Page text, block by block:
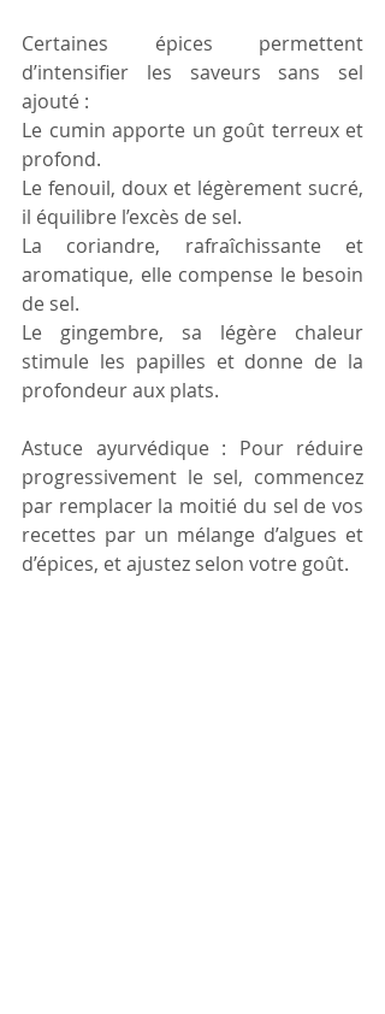
Certaines épices permettent
d’intensifier les saveurs sans sel
ajouté :
Le cumin apporte un goût terreux et
profond.
Le fenouil, doux et légèrement sucré,
il équilibre l’excès de sel.
La coriandre, rafraîchissante et
aromatique, elle compense le besoin
de sel.
Le gingembre, sa légère chaleur
stimule les papilles et donne de la
profondeur aux plats.
Astuce ayurvédique : Pour réduire
progressivement le sel, commencez
par remplacer la moitié du sel de vos
recettes par un mélange d’algues et
d’épices, et ajustez selon votre goût.